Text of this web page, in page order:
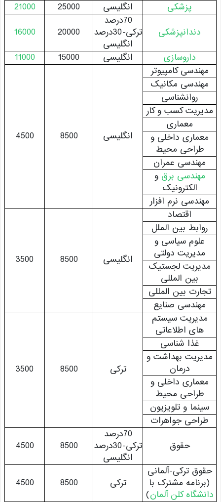
پزشکی
انگلیسی 25000
21000
دندانپزشکی
70درصد
ترکی-30درصد
انگلیسی
20000
16000
داروسازی
انگلیسی 15000
11000
کامپیوتر
انگلیسی 8500
4500
مکانیک
روانشناسی
کسب و کار
معماری
داخلی و
طراحی محیط
عمران
برقو
الکترونیک
نرم افزار
اقتصاد
انگلیسی 8500
بین الملل
سیاسی و
دولتی
لجستیک
بین المللی
بین المللی
صنایع
سیستم
های اطلاعاتی
8500
غذا شناسی
بهداشت و
درمان
داخلی و
طراحی محیط
و تلویزیون
جواهرات
حقوق
70درصد
ترکی-30درصد
انگلیسی
8500
4500
ترکی-آلمانی
مشترک با
کلن آلمان)
8500
4500